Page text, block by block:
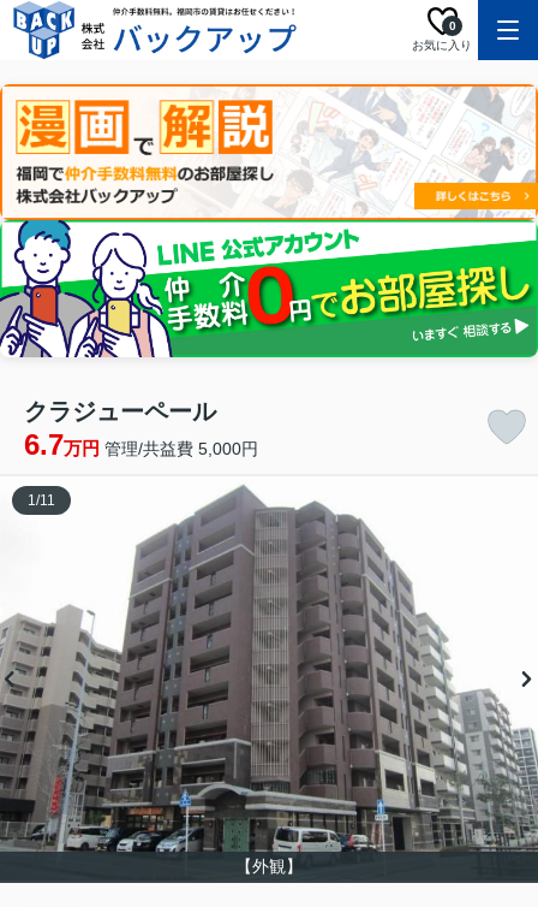
お気に入り
0
クラジューペール
6.7万円 管理/共益費 5,000円
【外観】
1/11